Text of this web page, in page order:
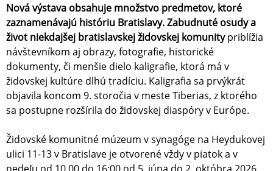
Nová výstava obsahuje množstvo predmetov, ktoré
zaznamenávajú históriu Bratislavy. Zabudnuté osudy a
život niekdajšej bratislavskej židovskej komunitypriblížia
návštevníkom aj obrazy, fotografie, historické
dokumenty, či menšie dielo kaligrafie, ktorá má v
židovskej kultúre dlhú tradíciu. Kaligrafia sa prvýkrát
objavila koncom 9. storočia v meste Tiberias, z ktorého
sa postupne rozšírila do židovskej diaspóry v Európe.
Židovské komunitné múzeum v synagóge na Heydukovej
ulici 11-13 v Bratislave je otvorené vždy v piatok a v